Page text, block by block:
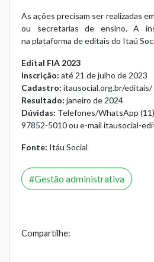
As ações precisam ser realizadas
ou secretarias de ensino. A
na plataforma de editais do Itaú
Edital FIA 2023
Inscrição: até 21 de julho de 2023
Cadastro: itausocial.org.br/editais/
Resultado: janeiro de 2024
Dúvidas: Telefones/WhatsApp
97852-5010 ou e-mail itausocial-
Fonte: Itáu Social
Gestão administrativa
Compartilhe: